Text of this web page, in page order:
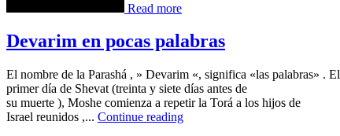
Read more
Devarim en pocas palabras
El nombre de la Parashá , » Devarim «, significa «las palabras» . El
primer día de Shevat (treinta y siete días antes de
su muerte ), Moshe comienza a repetir la Torá a los hijos de
Israel reunidos ,... Continue reading